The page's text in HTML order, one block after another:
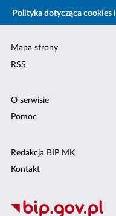
Polityka dotycząca
Mapa strony
RSS
O serwisie
Pomoc
Redakcja BIP MK
Kontakt